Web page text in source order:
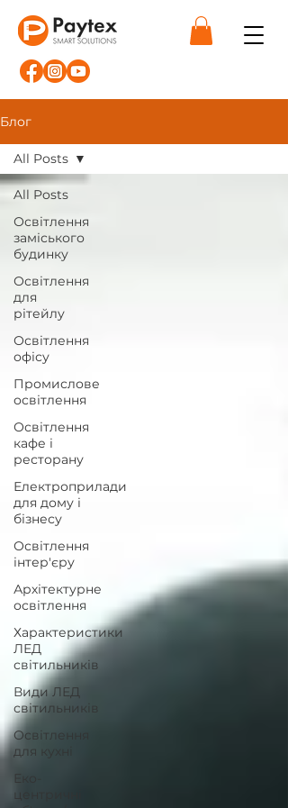
Блог
All Posts
Освітлення
заміського
будинку
Освітлення
для
рітейлу
Освітлення
офісу
Промислове
освітлення
Освітлення
кафе і
ресторану
Електроприлади
для дому і
бізнесу
Освітлення
інтер'єру
Архітектурне
освітлення
Характеристики
ЛЕД
світильників
Види ЛЕД
світильників
Освітлення
для кухні
Еко-
центричні
All Posts